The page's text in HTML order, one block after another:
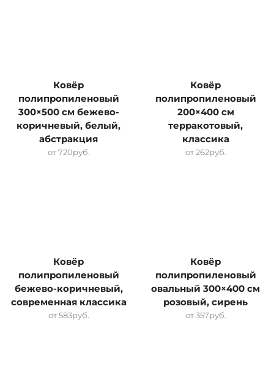
Ковёр
полипропиленовый
300×500 см бежево-
коричневый, белый,
абстракция
от720руб.
Ковёр
полипропиленовый
200×400 см
терракотовый,
классика
от262руб.
Ковёр
полипропиленовый
бежево-коричневый,
современная классика
от583руб.
Ковёр
полипропиленовый
овальный 300×400 см
розовый, сирень
от357руб.